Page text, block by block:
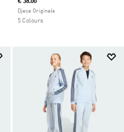
€ 38.00
Djeca Originals
5 Colours